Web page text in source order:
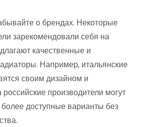
о брендах. Некоторые
зарекомендовали себя на
качественные и
Например, итальянские
своим дизайном и
российские производители могут
доступные варианты без